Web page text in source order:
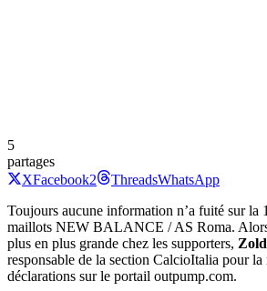
5
partages
XFacebook2 ThreadsWhatsApp
Toujours aucune information n’a fuité sur la
maillots NEW BALANCE / AS Roma. Alors
plus en plus grande chez les supporters,
responsable de la section CalcioItalia pour
déclarations sur le portail outpump.com.